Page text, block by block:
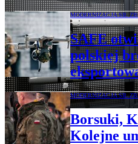
MODERNIZACJA SIŁ
SAFE
polskiej
MODERNIZACJA SIŁ
Borsuki,
Kolejne